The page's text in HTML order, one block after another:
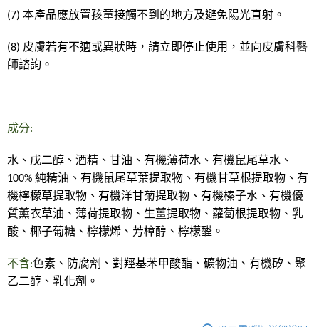
(7) 本產品應放置孩童接觸不到的地方及避免陽光直射。
(8) 皮膚若有不適或異狀時，請立即停止使用，並向皮膚科醫
師諮詢。
成分:
水、戊二醇、酒精、甘油、有機薄荷水、有機鼠尾草水、
100% 純精油、有機鼠尾草葉提取物、有機甘草根提取物、有
機檸檬草提取物、有機洋甘菊提取物、有機榛子水、有機優
質薰衣草油、薄荷提取物、生薑提取物、蘿蔔根提取物、乳
酸、椰子葡糖、檸檬烯、芳樟醇、檸檬醛。
不含:色素、防腐劑、對羥基苯甲酸酯、礦物油、有機矽、聚
乙二醇、乳化劑。